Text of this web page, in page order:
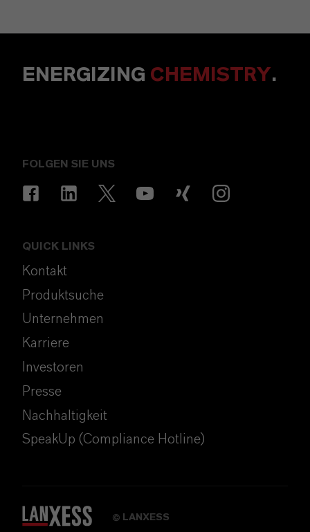
ENERGIZING CHEMISTRY.
FOLGEN SIE UNS
QUICK LINKS
Kontakt
Produktsuche
Unternehmen
Karriere
Investoren
Presse
Nachhaltigkeit
SpeakUp (Compliance Hotline)
© LANXESS